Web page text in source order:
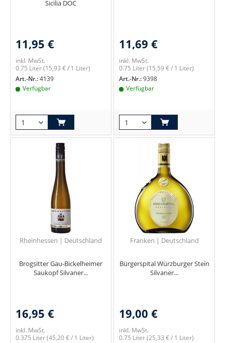
Sicilia DOC
11,95 €
inkl. MwSt.
0.75 Liter(15,93 € / 1 Liter)
Art.-Nr.:4139
Verfügbar
11,69 €
inkl. MwSt.
0.75 Liter(15,59 € / 1 Liter)
Art.-Nr.:9398
Verfügbar
Rheinhessen | Deutschland
Brogsitter Gau-Bickelheimer
Saukopf Silvaner...
16,95 €
inkl. MwSt.
0.375 Liter(45,20 € / 1 Liter)
Franken | Deutschland
Bürgerspital Würzburger Stein
Silvaner...
19,00 €
inkl. MwSt.
0.75 Liter(25,33 € / 1 Liter)